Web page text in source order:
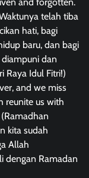
telah tiba
hati, bagi
baru, dan bagi
dan
Raya Idul Fitri!)
and we miss
reunite us with
kita sudah
Allah
dengan Ramadan